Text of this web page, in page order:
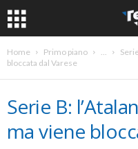
Home Primo piano ...
bloccata dal Varese
Serie B:
ma viene